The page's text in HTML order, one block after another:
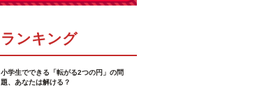
ランキング
小学生でできる「転がる2つの円」の問
題、あなたは解ける？